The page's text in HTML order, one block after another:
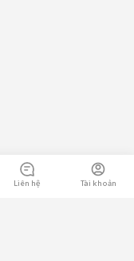
Liên hệ Tài khoản